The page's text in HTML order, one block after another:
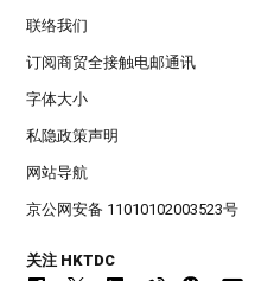
联络我们
订阅商贸全接触电邮通讯
字体大小
私隐政策声明
网站导航
京公网安备 11010102003523号
关注 HKTDC